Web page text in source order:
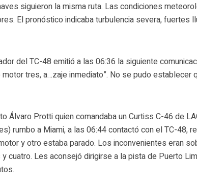
siguieron la misma ruta. Las condiciones
El pronóstico indicaba turbulencia severa, fuertes
del TC-48 emitió a las 06:36 la siguiente
tres, a…zaje inmediato”. No se pudo establecer
Álvaro Protti quien comandaba un Curtiss C-46 de
rumbo a Miami, a las 06:44 contactó con el TC-48,
y otro estaba parado. Los inconvenientes eran
cuatro. Les aconsejó dirigirse a la pista de Puerto